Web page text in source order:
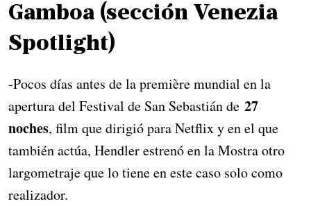
Gamboa (sección Venezia
Spotlight)
-Pocos días antes de la première mundial en la
apertura del Festival de San Sebastián de 27
noches, film que dirigió para Netflix y en el que
también actúa, Hendler estrenó en la Mostra otro
largometraje que lo tiene en este caso solo como
realizador.